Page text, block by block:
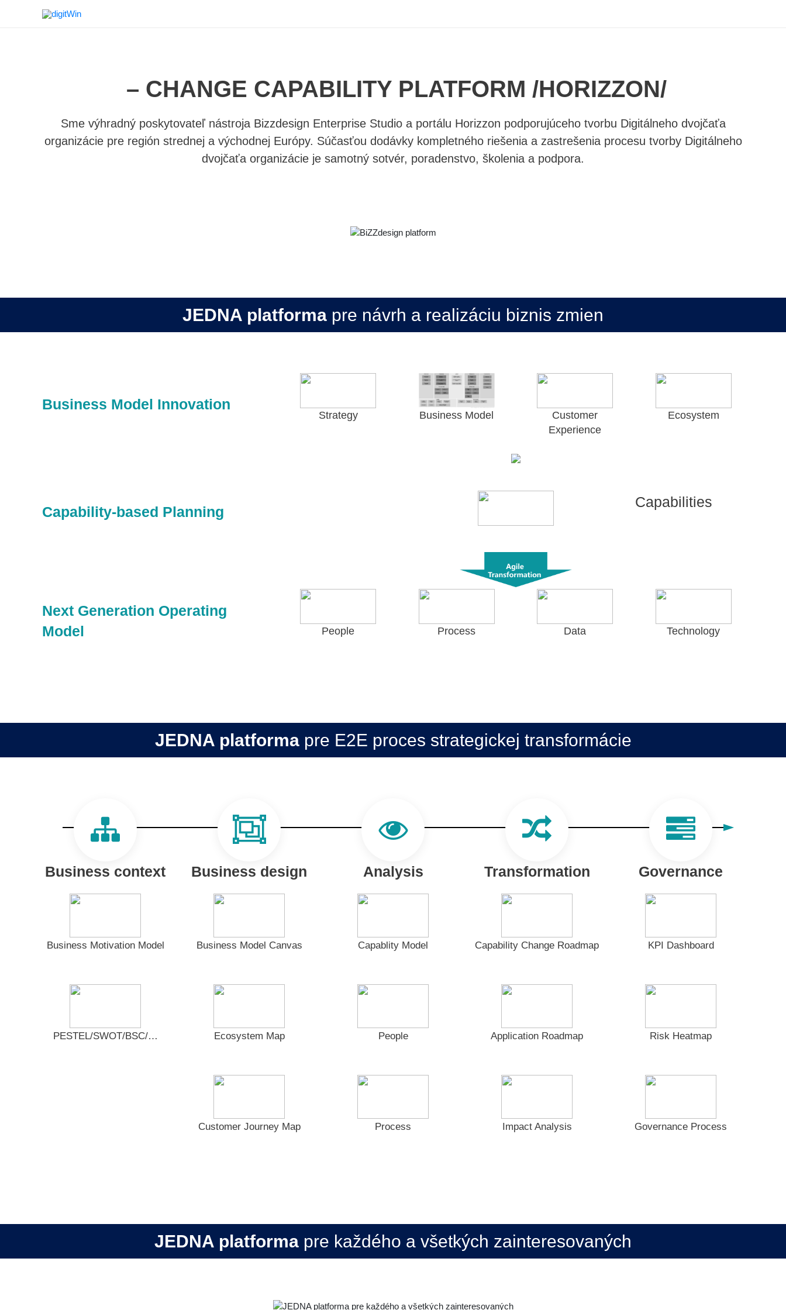
– CHANGE CAPABILITY PLATFORM /HORIZZON/
Sme výhradný poskytovateľ nástroja Bizzdesign Enterprise Studio a portálu Horizzon podporujúceho tvorbu Digitálneho dvojčaťa
organizácie pre región strednej a východnej Európy. Súčasťou dodávky kompletného riešenia a zastrešenia procesu tvorby Digitálneho
dvojčaťa organizácie je samotný sotvér, poradenstvo, školenia a podpora.
JEDNA platforma pre návrh a realizáciu biznis zmien
Business Model Innovation
Strategy Business Model
Customer
Experience
Ecosystem
Capability-based Planning
Capabilities
Next Generation Operating
Model
People Process Data Technology
JEDNA platforma pre E2E proces strategickej transformácie
Business context
Business Motivation Model
PESTEL/SWOT/BSC/…
Business design
Business Model Canvas
Ecosystem Map
Customer Journey Map
Analysis
Capablity Model
People
Process
Transformation
Capability Change Roadmap
Application Roadmap
Impact Analysis
Governance
KPI Dashboard
Risk Heatmap
Governance Process
JEDNA platforma pre každého a všetkých zainteresovaných